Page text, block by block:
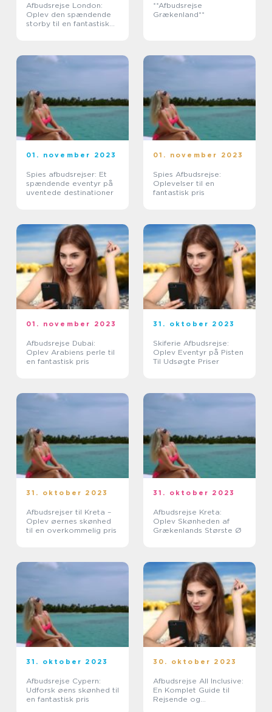
Afbudsrejse London:
Oplev den spændende
storby til en fantastisk
**Afbudsrejse
Grækenland**
01. november 2023
Spies afbudsrejser: Et
spændende eventyr på
uventede destinationer
01. november 2023
Spies Afbudsrejse:
Oplevelser til en
fantastisk pris
01. november 2023
Afbudsrejse Dubai:
Oplev Arabiens perle til
en fantastisk pris
31. oktober 2023
Skiferie Afbudsrejse:
Oplev Eventyr på Pisten
Til Udsøgte Priser
31. oktober 2023
Afbudsrejser til Kreta –
Oplev øernes skønhed
til en overkommelig pris
31. oktober 2023
Afbudsrejse Kreta:
Oplev Skønheden af
Grækenlands Største Ø
31. oktober 2023
Afbudsrejse Cypern:
Udforsk øens skønhed til
en fantastisk pris
30. oktober 2023
Afbudsrejse All Inclusive:
En Komplet Guide til
Rejsende og